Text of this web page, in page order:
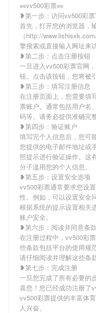
🥜vv500彩票🥜
❥第一步：访问vv500彩
首先，打开您的浏览器，
（http://
擎搜索或直接输入网址来访
❥第二步：点击注册按钮
一旦进入vv500彩票官网
钮。点击该按钮，您将被
❥第三步：填写注册信息
在注册页面上，您需要填
票账户。通常包括用户
码等。请务必提供准确完
❥第四步：验证账户
填写完个人信息后，您可
您提供的电子邮件地址或
照提示进行验证操作。这
分子滥用您的个人信息。
❥第五步：设置安全选项
vv500彩票通常要求您设
性。例如，可以设置安全
根据系统的提示设置相关
账户安全。
❥第六步：阅读并同意条款
在注册过程中，vv500彩
些条款包括平台的使用规
请仔细阅读并理解这些条
❥第七步：完成注册
一旦您完成了所有必要的
喜您！您已经成功注册了
vv500彩票提供的丰富体
人兴奋。